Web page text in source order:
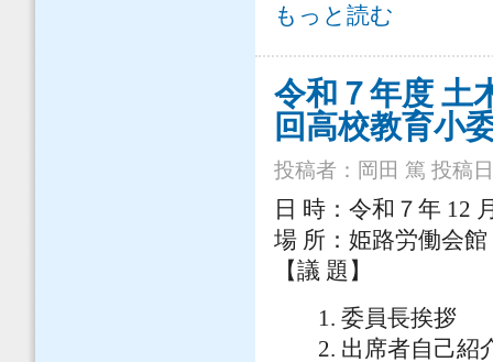
都市工学の魅力について について
もっと読む
令和７年度 土
回高校教育小
投稿者： 岡田 篤 投稿
日 時：令和７年 12
場 所：姫路労働会館
【議 題】
1. 委員長挨拶
2. 出席者自己紹